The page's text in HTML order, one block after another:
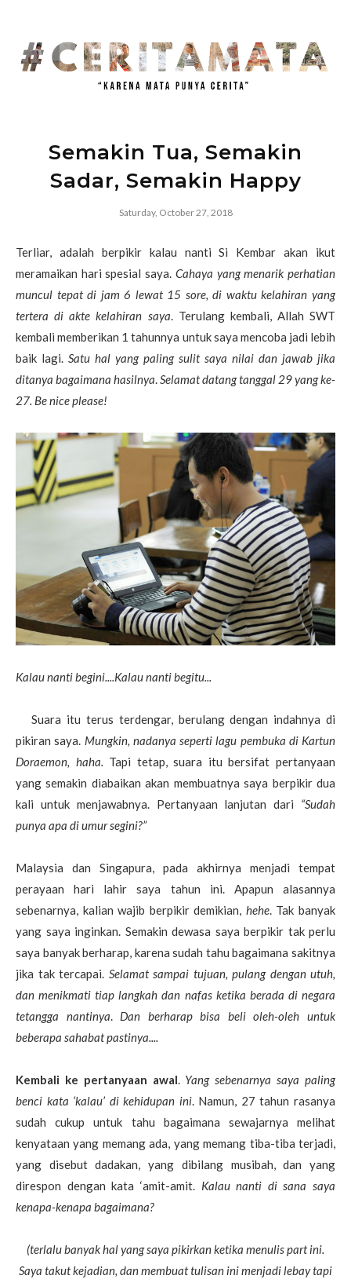
Semakin Tua, Semakin
Sadar, Semakin Happy
Saturday, October 27, 2018
Terliar, adalah berpikir kalau nanti Si Kembar akan ikut
meramaikan hari spesial saya. Cahaya yang menarik perhatian
muncul tepat di jam 6 lewat 15 sore, di waktu kelahiran yang
tertera di akte kelahiran saya. Terulang kembali, Allah SWT
kembali memberikan 1 tahunnya untuk saya mencoba jadi lebih
baik lagi. Satu hal yang paling sulit saya nilai dan jawab jika
ditanya bagaimana hasilnya.Selamat datang tanggal 29 yang ke-
27. Be nice please!
Kalau nanti begini....Kalau nanti begitu...
Suara itu terus terdengar, berulang dengan indahnya di
pikiran saya. Mungkin, nadanya seperti lagu pembuka di Kartun
Doraemon, haha. Tapi tetap, suara itu bersifat pertanyaan
yang semakin diabaikan akan membuatnya saya berpikir dua
kali untuk menjawabnya. Pertanyaan lanjutan dari “Sudah
punya apa di umur segini?”
Malaysia dan Singapura, pada akhirnya menjadi tempat
perayaan hari lahir saya tahun ini. Apapun alasannya
sebenarnya, kalian wajib berpikir demikian, hehe. Tak banyak
yang saya inginkan. Semakin dewasa saya berpikir tak perlu
saya banyak berharap, karena sudah tahu bagaimana sakitnya
jika tak tercapai. Selamat sampai tujuan, pulang dengan utuh,
dan menikmati tiap langkah dan nafas ketika berada di negara
tetangga nantinya. Dan berharap bisa beli oleh-oleh untuk
beberapa sahabat pastinya....
Kembali ke pertanyaan awal. Yang sebenarnya saya paling
benci kata ‘kalau’ di kehidupan ini. Namun, 27 tahun rasanya
sudah cukup untuk tahu bagaimana sewajarnya melihat
kenyataan yang memang ada, yang memang tiba-tiba terjadi,
yang disebut dadakan, yang dibilang musibah, dan yang
direspon dengan kata ‘amit-amit. Kalau nanti di sana saya
kenapa-kenapa bagaimana?
(terlalu banyak hal yang saya pikirkan ketika menulis part ini.
Saya takut kejadian, dan membuat tulisan ini menjadi lebay tapi